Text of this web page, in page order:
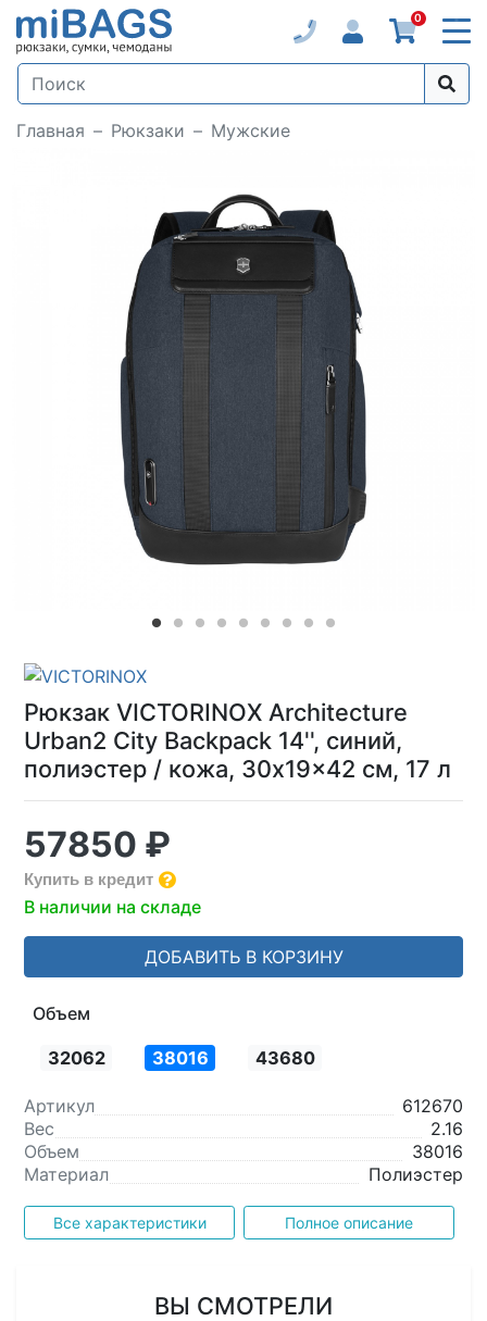
0
Главная Рюкзаки Мужские
Рюкзак VICTORINOX Architecture
Urban2 City Backpack 14'', синий,
полиэстер / кожа, 30x19x42 см, 17 л
57850 ₽
Купить в кредит
В наличии на складе
ДОБАВИТЬ В КОРЗИНУ
Объем
32062 38016 43680
Артикул
612670
Вес
2.16
Объем
38016
Материал
Полиэстер
Все характеристики Полное описание
ВЫ СМОТРЕЛИ